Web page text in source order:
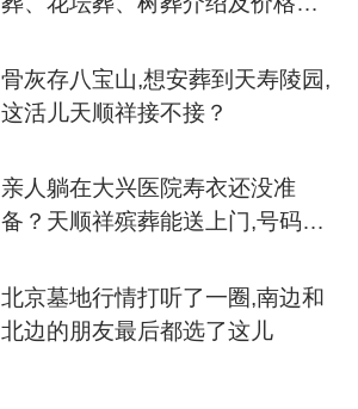
骨灰存八宝山,想安葬到天寿陵园,
这活儿天顺祥接不接？
亲人躺在大兴医院寿衣还没准
备？天顺祥殡葬能送上门,号码我
北京墓地行情打听了一圈,南边和
北边的朋友最后都选了这儿